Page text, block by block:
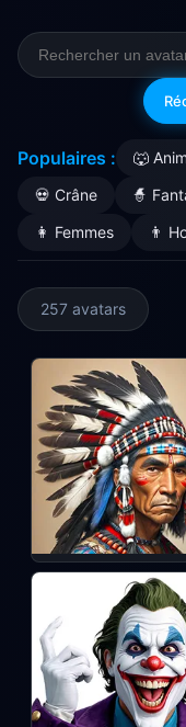
Populaires : 🐺
💀 Crâne
🧙
👩 Femmes
👨
257 avatars